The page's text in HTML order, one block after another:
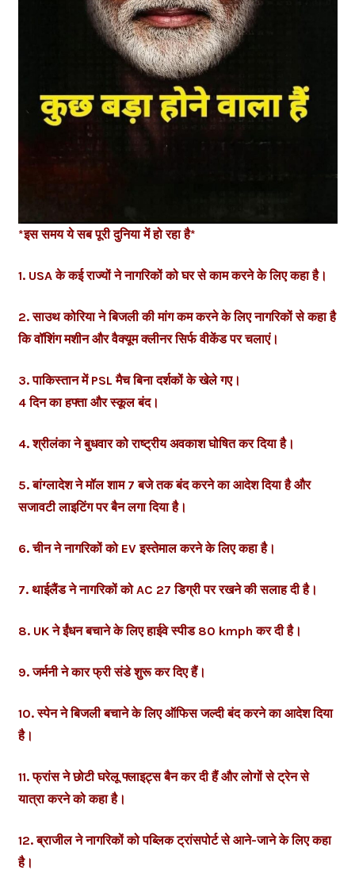
*इस समय ये सब पूरी दुनिया में हो रहा है*
1. USA के कई राज्यों ने नागरिकों को घर से काम करने के लिए कहा है।
2. साउथ कोरिया ने बिजली की मांग कम करने के लिए नागरिकों से कहा है
कि वॉशिंग मशीन और वैक्यूम क्लीनर सिर्फ वीकेंड पर चलाएं।
3. पाकिस्तान में PSL मैच बिना दर्शकों के खेले गए।
4 दिन का हफ्ता और स्कूल बंद।
4. श्रीलंका ने बुधवार को राष्ट्रीय अवकाश घोषित कर दिया है।
5. बांग्लादेश ने मॉल शाम 7 बजे तक बंद करने का आदेश दिया है और
सजावटी लाइटिंग पर बैन लगा दिया है।
6. चीन ने नागरिकों को EV इस्तेमाल करने के लिए कहा है।
7. थाईलैंड ने नागरिकों को AC 27 डिग्री पर रखने की सलाह दी है।
8. UK ने ईंधन बचाने के लिए हाईवे स्पीड 80 kmph कर दी है।
9. जर्मनी ने कार फ्री संडे शुरू कर दिए हैं।
10. स्पेन ने बिजली बचाने के लिए ऑफिस जल्दी बंद करने का आदेश दिया
है।
11. फ्रांस ने छोटी घरेलू फ्लाइट्स बैन कर दी हैं और लोगों से ट्रेन से
यात्रा करने को कहा है।
12. ब्राजील ने नागरिकों को पब्लिक ट्रांसपोर्ट से आने-जाने के लिए कहा
है।